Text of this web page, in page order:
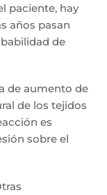
paciente, hay
años pasan
de
de aumento de
de los tejidos
es
sobre el